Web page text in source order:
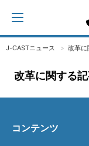
J-CASTニュース 改革に
改革に関する
コンテンツ